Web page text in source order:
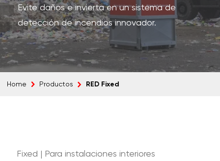
Evite daños e invierta en un sistema de
detección de incendios innovador.
Home Productos RED Fixed
Fixed | Para instalaciones interiores